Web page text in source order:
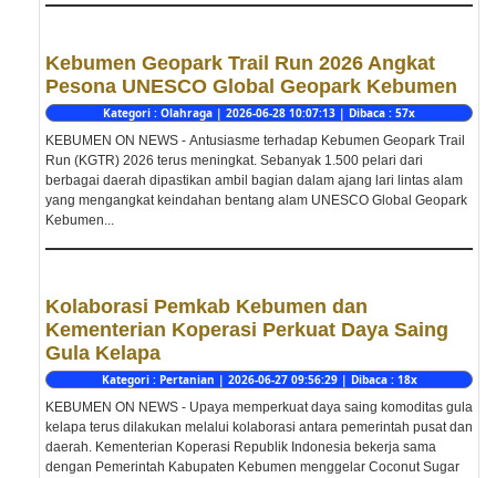
Kebumen Geopark Trail Run 2026 Angkat
Pesona UNESCO Global Geopark Kebumen
Kategori : Olahraga | 2026-06-28 10:07:13 | Dibaca : 57x
KEBUMEN ON NEWS - Antusiasme terhadap Kebumen Geopark Trail
Run (KGTR) 2026 terus meningkat. Sebanyak 1.500 pelari dari
berbagai daerah dipastikan ambil bagian dalam ajang lari lintas alam
yang mengangkat keindahan bentang alam UNESCO Global Geopark
Kebumen...
Kolaborasi Pemkab Kebumen dan
Kementerian Koperasi Perkuat Daya Saing
Gula Kelapa
Kategori : Pertanian | 2026-06-27 09:56:29 | Dibaca : 18x
KEBUMEN ON NEWS - Upaya memperkuat daya saing komoditas gula
kelapa terus dilakukan melalui kolaborasi antara pemerintah pusat dan
daerah. Kementerian Koperasi Republik Indonesia bekerja sama
dengan Pemerintah Kabupaten Kebumen menggelar Coconut Sugar